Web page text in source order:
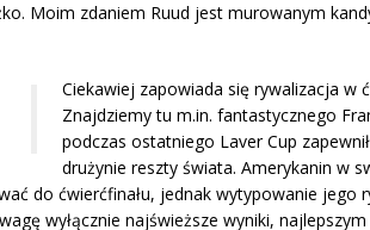
Moim zdaniem Ruud jest murowanym
Ciekawiej zapowiada się rywalizacja w
Znajdziemy tu m.in. fantastycznego
podczas ostatniego Laver Cup
drużynie reszty świata. Amerykanin w
do ćwierćfinału, jednak wytypowanie jego
wyłącznie najświeższe wyniki,